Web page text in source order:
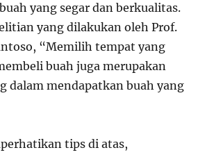
yang segar dan berkualitas.
yang dilakukan oleh Prof.
“Memilih tempat yang
buah juga merupakan
dalam mendapatkan buah yang
tips di atas,